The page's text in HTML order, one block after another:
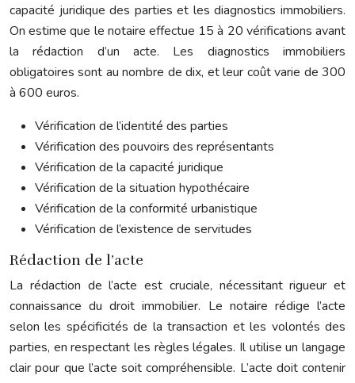
capacité juridique des parties et les diagnostics immobiliers.
On estime que le notaire effectue 15 à 20 vérifications avant
la rédaction d’un acte. Les diagnostics immobiliers
obligatoires sont au nombre de dix, et leur coût varie de 300
à 600 euros.
Vérification de l’identité des parties
Vérification des pouvoirs des représentants
Vérification de la capacité juridique
Vérification de la situation hypothécaire
Vérification de la conformité urbanistique
Vérification de l’existence de servitudes
Rédaction de l’acte
La rédaction de l’acte est cruciale, nécessitant rigueur et
connaissance du droit immobilier. Le notaire rédige l’acte
selon les spécificités de la transaction et les volontés des
parties, en respectant les règles légales. Il utilise un langage
clair pour que l’acte soit compréhensible. L’acte doit contenir